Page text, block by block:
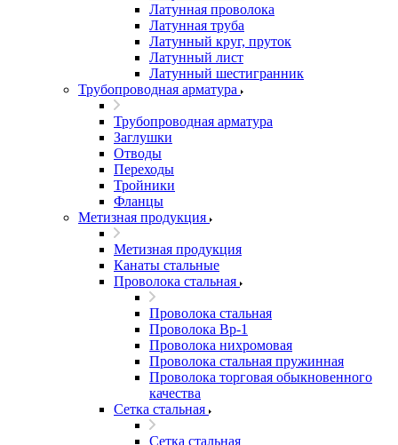
Латунная проволока
Латунная труба
Латунный круг, пруток
Латунный лист
Латунный шестигранник
Трубопроводная арматура
Трубопроводная арматура
Заглушки
Отводы
Переходы
Тройники
Фланцы
Метизная продукция
Метизная продукция
Канаты стальные
Проволока стальная
Проволока стальная
Проволока Вр-1
Проволока нихромовая
Проволока стальная пружинная
Проволока торговая обыкновенного
качества
Сетка стальная
Сетка стальная